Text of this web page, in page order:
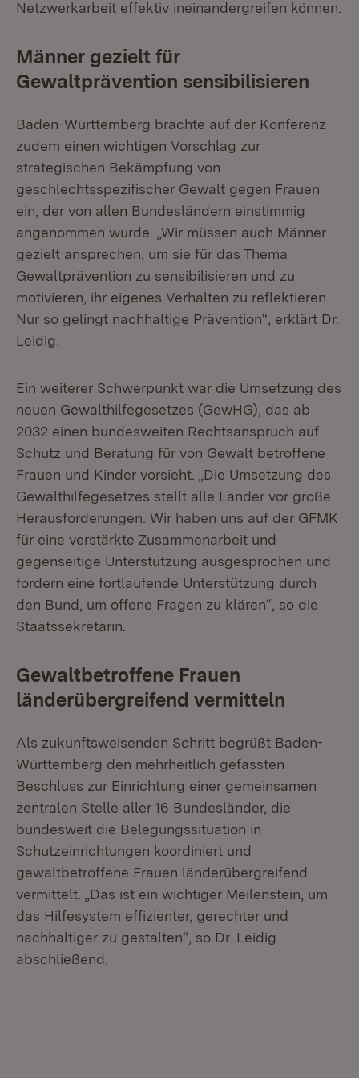
Netzwerkarbeit effektiv ineinandergreifen können.
Männer gezielt für
Gewaltprävention sensibilisieren
Baden-Württemberg brachte auf der Konferenz
zudem einen wichtigen Vorschlag zur
strategischen Bekämpfung von
geschlechtsspezifischer Gewalt gegen Frauen
ein, der von allen Bundesländern einstimmig
angenommen wurde. „Wir müssen auch Männer
gezielt ansprechen, um sie für das Thema
Gewaltprävention zu sensibilisieren und zu
motivieren, ihr eigenes Verhalten zu reflektieren.
Nur so gelingt nachhaltige Prävention“, erklärt Dr.
Leidig.
Ein weiterer Schwerpunkt war die Umsetzung des
neuen Gewalthilfegesetzes (GewHG), das ab
2032 einen bundesweiten Rechtsanspruch auf
Schutz und Beratung für von Gewalt betroffene
Frauen und Kinder vorsieht. „Die Umsetzung des
Gewalthilfegesetzes stellt alle Länder vor große
Herausforderungen. Wir haben uns auf der GFMK
für eine verstärkte Zusammenarbeit und
gegenseitige Unterstützung ausgesprochen und
fordern eine fortlaufende Unterstützung durch
den Bund, um offene Fragen zu klären“, so die
Staatssekretärin.
Gewaltbetroffene Frauen
länderübergreifend vermitteln
Als zukunftsweisenden Schritt begrüßt Baden-
Württemberg den mehrheitlich gefassten
Beschluss zur Einrichtung einer gemeinsamen
zentralen Stelle aller 16 Bundesländer, die
bundesweit die Belegungssituation in
Schutzeinrichtungen koordiniert und
gewaltbetroffene Frauen länderübergreifend
vermittelt. „Das ist ein wichtiger Meilenstein, um
das Hilfesystem effizienter, gerechter und
nachhaltiger zu gestalten“, so Dr. Leidig
abschließend.